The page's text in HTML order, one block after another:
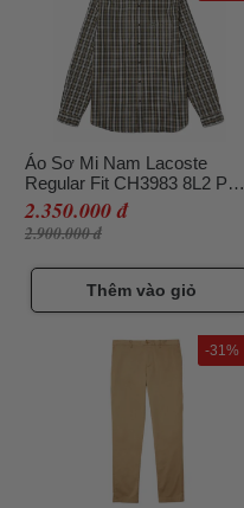
Áo Sơ Mi Nam Lacoste
Regular Fit CH3983 8L2 Phối
Màu Size 38
2.350.000 đ
2.900.000 đ
Thêm vào giỏ
-31%